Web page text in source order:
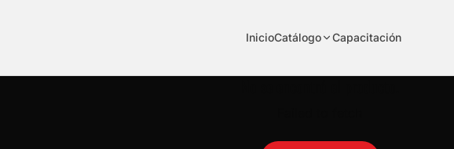
InicioCatálogo Capacitación